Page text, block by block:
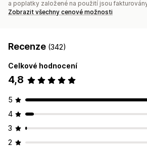
a poplatky založené na použití jsou
Zobrazit všechny cenové možnosti
Recenze (342)
Celkové hodnocení
4,8
5
4
3
2